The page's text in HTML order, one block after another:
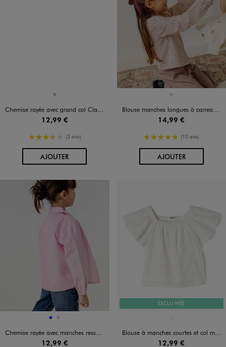
Disponible en 1 coloris
OCRE
Chemise rayée avec grand col Claudine fille
12,99 €
3.5/5 de moyenne
(3 avis)
AJOUTERAU PANIER
Disponible en 1 coloris
Blouse manches longues à carreaux et boutons fille
14,99 €
5/5 de moyenne
(10 avis)
AJOUTERAU PANIER
Disponible en 2 coloris
BLEUROSE
Chemise rayée avec manches resserrées aux poignets fille
12,99 €
EXCLU WEB
Blouse à manches courtes et col modulable en dentelle fille
12,99 €